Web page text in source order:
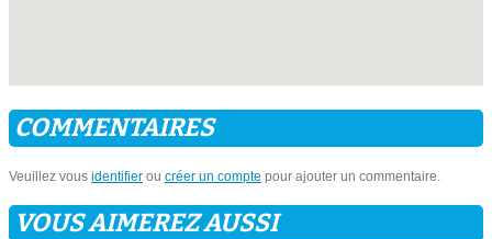
COMMENTAIRES
Veuillez vous identifier ou créer un compte pour ajouter un commentaire.
VOUS AIMEREZ AUSSI